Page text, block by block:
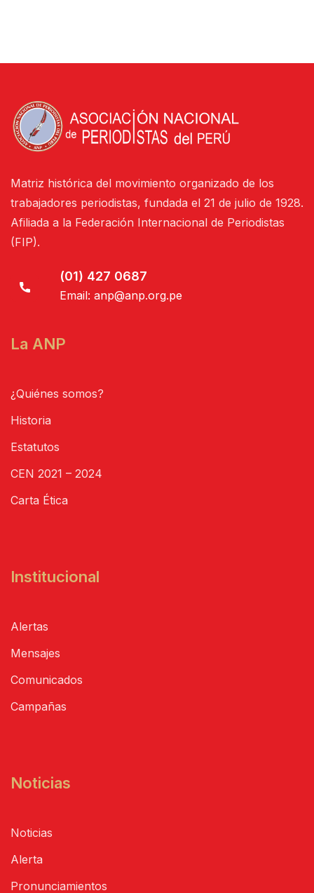
Matriz histórica del movimiento organizado de los
trabajadores periodistas, fundada el 21 de julio de 1928.
Afiliada a la Federación Internacional de Periodistas
(FIP).
(01) 427 0687
Email: anp@anp.org.pe
La ANP
¿Quiénes somos?
Historia
Estatutos
CEN 2021 – 2024
Carta Ética
Institucional
Alertas
Mensajes
Comunicados
Campañas
Noticias
Noticias
Alerta
Pronunciamientos